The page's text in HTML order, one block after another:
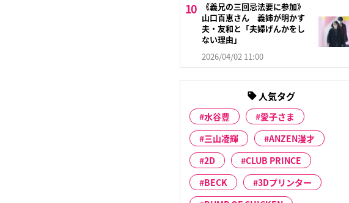
《義兄の三回忌法要に参加》
山口百恵さん 義姉が明かす
夫・友和と「夫婦げんかをし
ない理由」
2026/04/02 11:00
人気タグ
水谷豊
愛子さま
三山凌輝
ANZEN漫才
2D
CLUB PRINCE
BECK
3Dプリンター